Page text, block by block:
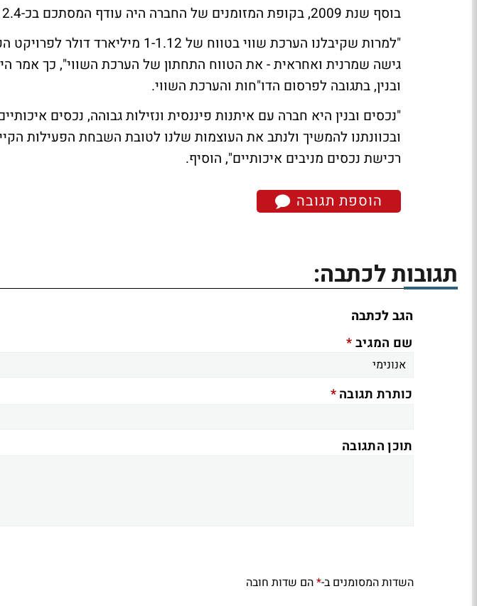
בוסף שנת 2009, בקופת המזומנים של החברה היה עודף המסתכם בכ-2.4 מיליארד שקל.
"למרות שקיבלנו הערכת שווי בטווח של 1-
גישה שמרנית ואחראית - את הטווח התחתון של הערכת השווי", כך אמר
ובנין, בתגובה לפרסום הדו"חות והערכת השווי.
"נכסים ובנין היא חברה עם איתנות פיננסית ונזילות גבוהה, נכסים
ובכוונתנו להמשיך ולנתב את העוצמות שלנו לטובת השבחת הפעילות
רכישת נכסים מניבים איכותיים", הוסיף.
הוספת תגובה
תגובות לכתבה:
הגב לכתבה
שם המגיב*
כותרת תגובה*
תוכן התגובה
השדות המסומנים ב-*הם שדות חובה